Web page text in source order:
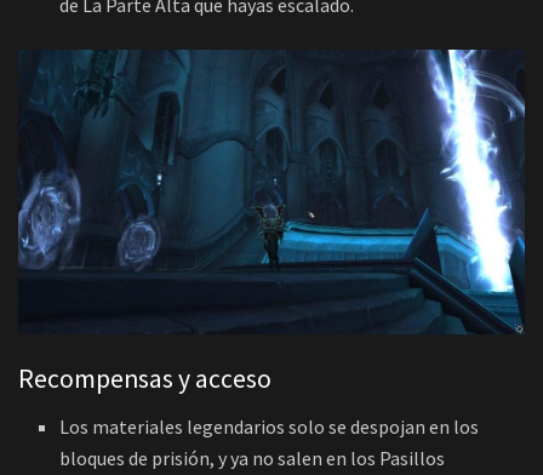
de La Parte Alta que hayas escalado.
Recompensas y acceso
Los materiales legendarios solo se despojan en los
bloques de prisión, y ya no salen en los Pasillos